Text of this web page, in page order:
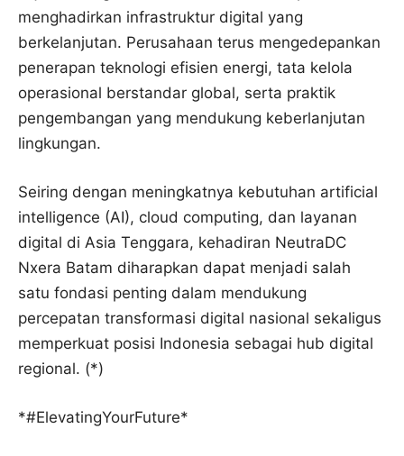
menghadirkan infrastruktur digital yang
berkelanjutan. Perusahaan terus mengedepankan
penerapan teknologi efisien energi, tata kelola
operasional berstandar global, serta praktik
pengembangan yang mendukung keberlanjutan
lingkungan.
Seiring dengan meningkatnya kebutuhan artificial
intelligence (AI), cloud computing, dan layanan
digital di Asia Tenggara, kehadiran NeutraDC
Nxera Batam diharapkan dapat menjadi salah
satu fondasi penting dalam mendukung
percepatan transformasi digital nasional sekaligus
memperkuat posisi Indonesia sebagai hub digital
regional. (*)
*#ElevatingYourFuture*